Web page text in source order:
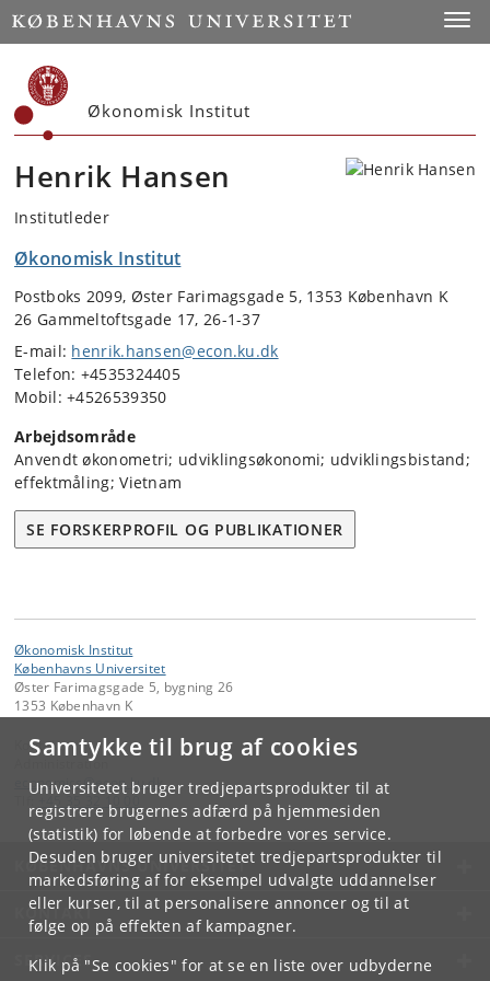
Samtykke til brug af cookies
Universitetet bruger tredjepartsprodukter til at
registrere brugernes adfærd på hjemmesiden
(statistik) for løbende at forbedre vores service.
Desuden bruger universitetet tredjepartsprodukter til
markedsføring af for eksempel udvalgte uddannelser
eller kurser, til at personalisere annoncer og til at
følge op på effekten af kampagner.
Klik på "Se cookies" for at se en liste over udbyderne
Start
Økonomisk Institut
Henrik Hansen
Institutleder
Økonomisk Institut
Postboks 2099, Øster Farimagsgade 5, 1353 København K
26 Gammeltoftsgade 17, 26-1-37
E-mail: henrik.hansen@econ.ku.dk
Telefon: +4535324405
Mobil: +4526539350
Arbejdsområde
Anvendt økonometri; udviklingsøkonomi; udviklingsbistand;
effektmåling; Vietnam
SE FORSKERPROFIL OG PUBLIKATIONER
Økonomisk Institut
Københavns Universitet
Øster Farimagsgade 5, bygning 26
1353 København K
Kontakt:
Administration
economics@econ. ku.dk
KØBENHAVNS UNIVERSITET
KONTAKT
SERVICES